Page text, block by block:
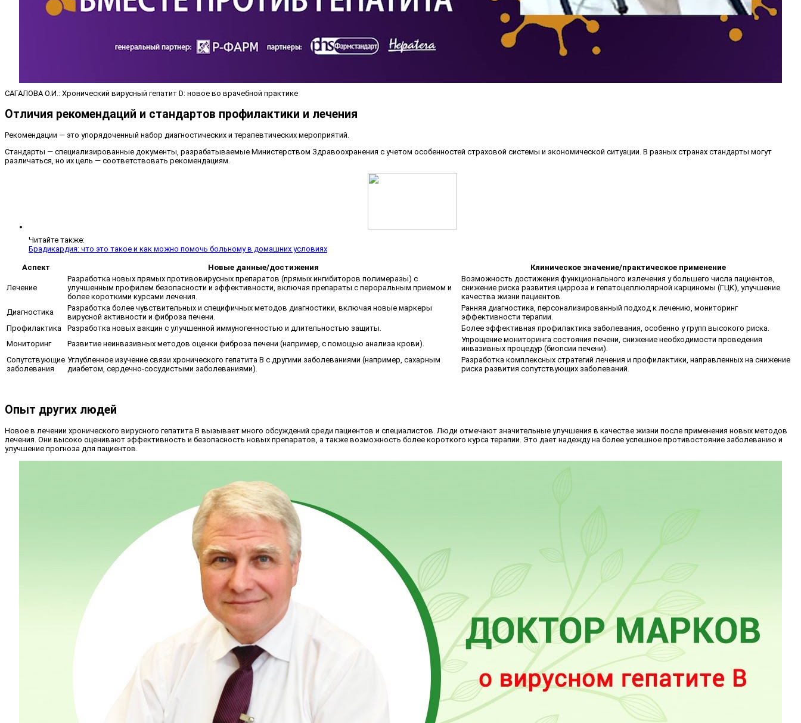
САГАЛОВА О.И.: Хронический вирусный гепатит D: новое во врачебной практике
Отличия рекомендаций и стандартов профилактики и лечения
Рекомендации — это упорядоченный набор диагностических и терапевтических мероприятий.
Стандарты — специализированные документы, разрабатываемые Министерством Здравоохранения с учетом особенностей страховой системы и экономической ситуации. В разных странах стандарты могут
различаться, но их цель — соответствовать рекомендациям.
Читайте также:
Брадикардия: что это такое и как можно помочь больному в домашних условиях
Аспект Новые данные/достижения Клиническое значение/практическое применение
Лечение
Разработка новых прямых противовирусных препаратов (прямых ингибиторов полимеразы) с
улучшенным профилем безопасности и эффективности, включая препараты с пероральным приемом и
более короткими курсами лечения.
Возможность достижения функционального излечения у большего числа пациентов,
снижение риска развития цирроза и гепатоцеллюлярной карциномы (ГЦК), улучшение
качества жизни пациентов.
Диагностика
Разработка более чувствительных и специфичных методов диагностики, включая новые маркеры
вирусной активности и фиброза печени.
Ранняя диагностика, персонализированный подход к лечению, мониторинг
эффективности терапии.
Профилактика
Разработка новых вакцин с улучшенной иммуногенностью и длительностью защиты.
Более эффективная профилактика заболевания, особенно у групп высокого риска.
Мониторинг
Развитие неинвазивных методов оценки фиброза печени (например, с помощью анализа крови).
Упрощение мониторинга состояния печени, снижение необходимости проведения
инвазивных процедур (биопсии печени).
Сопутствующие
заболевания
Углубленное изучение связи хронического гепатита В с другими заболеваниями (например, сахарным
диабетом, сердечно-сосудистыми заболеваниями).
Разработка комплексных стратегий лечения и профилактики, направленных на снижение
риска развития сопутствующих заболеваний.
Опыт других людей
Новое в лечении хронического вирусного гепатита В вызывает много обсуждений среди пациентов и специалистов. Люди отмечают значительные улучшения в качестве жизни после применения новых методов
лечения. Они высоко оценивают эффективность и безопасность новых препаратов, а также возможность более короткого курса терапии. Это дает надежду на более успешное противостояние заболеванию и
улучшение прогноза для пациентов.